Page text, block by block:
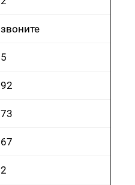
звоните
5
92
73
67
2